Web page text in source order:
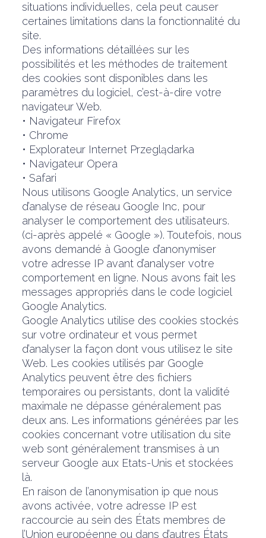
situations individuelles, cela peut causer
certaines limitations dans la fonctionnalité du
site.
Des informations détaillées sur les
possibilités et les méthodes de traitement
des cookies sont disponibles dans les
paramètres du logiciel, c’est-à-dire votre
navigateur Web.
• Navigateur Firefox
• Chrome
• Explorateur Internet Przeglądarka
• Navigateur Opera
• Safari
Nous utilisons Google Analytics, un service
d’analyse de réseau Google Inc, pour
analyser le comportement des utilisateurs.
(ci-après appelé « Google »). Toutefois, nous
avons demandé à Google d’anonymiser
votre adresse IP avant d’analyser votre
comportement en ligne. Nous avons fait les
messages appropriés dans le code logiciel
Google Analytics.
Google Analytics utilise des cookies stockés
sur votre ordinateur et vous permet
d’analyser la façon dont vous utilisez le site
Web. Les cookies utilisés par Google
Analytics peuvent être des fichiers
temporaires ou persistants, dont la validité
maximale ne dépasse généralement pas
deux ans. Les informations générées par les
cookies concernant votre utilisation du site
web sont généralement transmises à un
serveur Google aux Etats-Unis et stockées
là.
En raison de l’anonymisation ip que nous
avons activée, votre adresse IP est
raccourcie au sein des États membres de
l’Union européenne ou dans d’autres États